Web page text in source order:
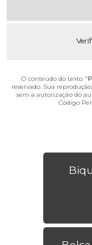
O conteúdo do texto "
reservado. Sua
sem a autorização do
Código